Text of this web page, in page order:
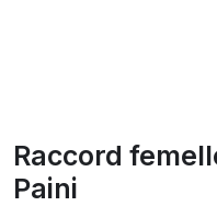
Raccord
Paini